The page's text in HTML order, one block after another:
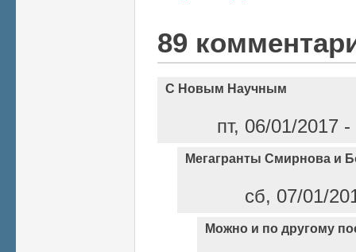
89
С Новым Научным
пт, 06/01/2017
Мегагранты Смирнова и
сб, 07/01/
Можно и по другому